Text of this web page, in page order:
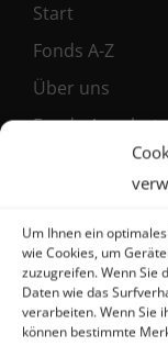
Um Ihnen ein
wie Cookies, um
zuzugreifen. Wenn Sie
Daten wie das
verarbeiten. Wenn Sie
können bestimmte
Start
Fonds A-Z
Über uns
Fonds-
Fonds-
Kontakt
Service